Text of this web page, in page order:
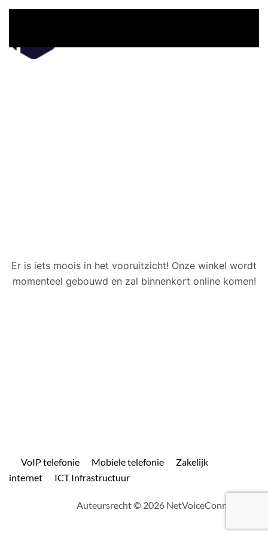
Er is iets moois in het vooruitzicht! Onze winkel wordt
momenteel gebouwd en zal binnenkort online komen!
VoIP telefonie Mobiele telefonie
Zakelijk
internet
ICT Infrastructuur
Auteursrecht © 2026 NetVoiceConnect.com